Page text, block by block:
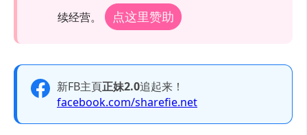
续经营。
点这里赞助
新FB主頁正妹2.0追起来！
facebook.com/sharefie.net